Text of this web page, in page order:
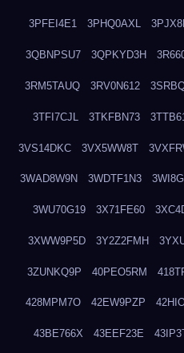
3PFEI4E1 3PHQ0AXL
3QBNPSU7 3QPKYD3H
3RM5TAUQ 3RV0N612
3TFI7CJL 3TKFBN73
3VS14DKC 3VX5WW8T
3WAD8W9N 3WDTF1N3
3WU70G19 3X71FE60
3XWW9P5D 3Y2Z2FMH
3ZUNKQ9P 40PEO5RM
428MPM7O 42EW9PZP
43BE766X 43EEF23E